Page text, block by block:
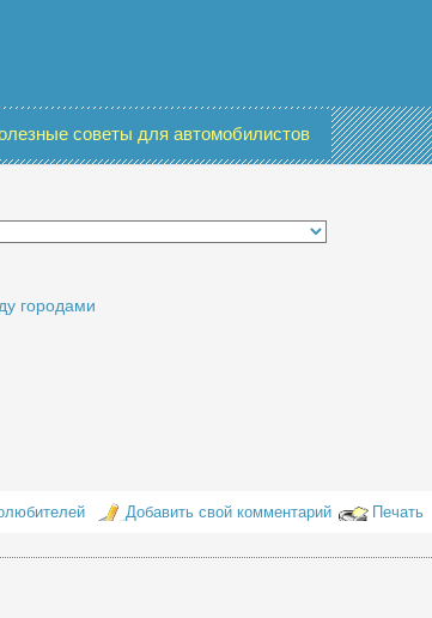
советы для автомобилистов
городами
Добавить свой комментарий Печать